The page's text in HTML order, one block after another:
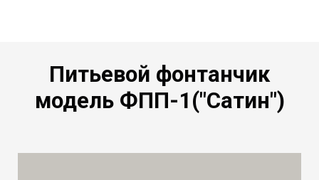
Питьевой фонтанчик
модель ФПП-1("Сатин")